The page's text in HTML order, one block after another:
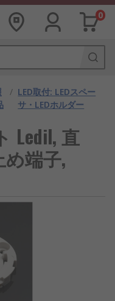
0
/ LED取付: LEDスペー
サ・LEDホルダー
Ledil, 直
め端子,